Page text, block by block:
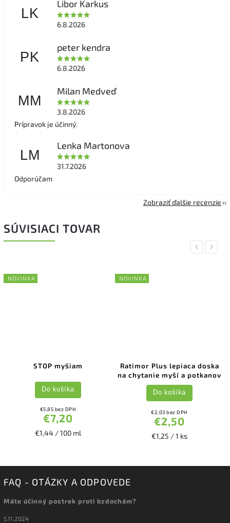
LK
Libor Karkus
6.8.2026
PK
peter kendra
6.8.2026
MM
Milan Medveď
3.8.2026
Prípravok je účinný.
LM
Lenka Martonova
31.7.2026
Odporúčam
Zobraziť ďalšie recenzie
SÚVISIACI TOVAR
Previous
Ratimor Plus lepiaca doska
na chytanie myší a potkanov
RATIMOR plus
na myši a
Next
FAQ - OTÁZKY A ODPOVEDE
Máte účinný postrek proti bzdochám?
5.11.2024